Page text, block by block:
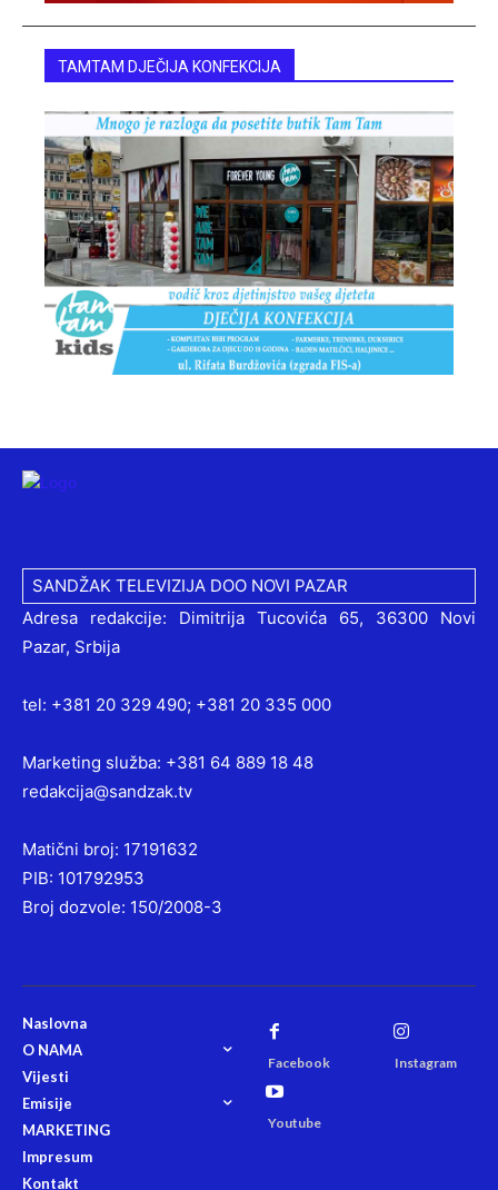
TAMTAM DJEČIJA KONFEKCIJA
SANDŽAK TELEVIZIJA DOO NOVI PAZAR
Adresa redakcije: Dimitrija Tucovića 65, 36300 Novi
Pazar, Srbija
tel: +381 20 329 490; +381 20 335 000
Marketing služba: +381 64 889 18 48
redakcija@sandzak.tv
Matični broj: 17191632
PIB: 101792953
Broj dozvole: 150/2008-3
Naslovna
O NAMA
Vijesti
Emisije
MARKETING
Impresum
Kontakt
Facebook Instagram
Youtube